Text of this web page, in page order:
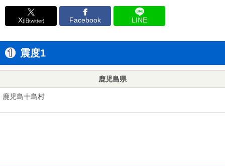
X(旧twitter) Facebook LINE
震度1
鹿児島県
鹿児島十島村